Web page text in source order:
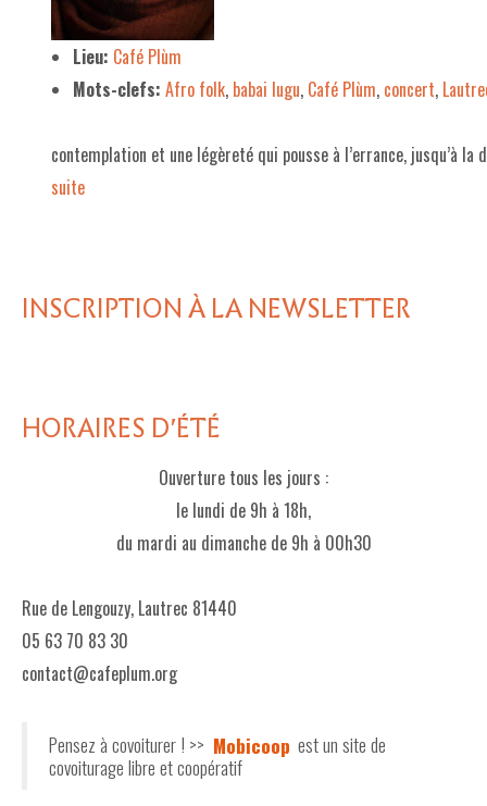
LE PROJET DE TERRITOIRE
LE CAFÉ/RESTO
UNE LIBRAIRIE INDÉPENDANTE
Lieu: Café Plùm
Mots-clefs: Afro folk, babai lugu, Café Plùm, concert,
contemplation et une légèreté qui pousse à l’errance, jusqu’à
suite­­
INSCRIPTION À LA NEWSLETTER
HORAIRES D'ÉTÉ
Ouverture tous les jours :
le lundi de 9h à 18h,
du mardi au dimanche de 9h à 00h30
Rue de Lengouzy, Lautrec 81440
05 63 70 83 30
contact@cafeplum.org
Pensez à covoiturer ! >> Mobicoop est un site de
covoiturage libre et coopératif